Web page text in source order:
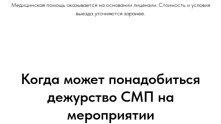
Медицинская помощь оказывается на основании лицензии. Стоимость и условия
выезда уточняются заранее.
Когда может понадобиться
дежурство СМП на
мероприятии